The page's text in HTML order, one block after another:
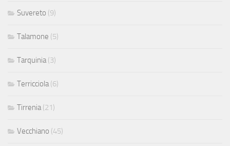
Suvereto (9)
Talamone (5)
Tarquinia (3)
Terricciola (6)
Tirrenia (21)
Vecchiano (45)